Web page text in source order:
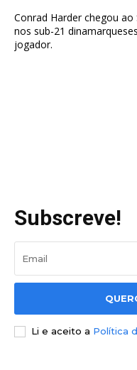
Conrad Harder chegou
nos sub-21
jogador.
Subscreve!
Li e aceito a Política